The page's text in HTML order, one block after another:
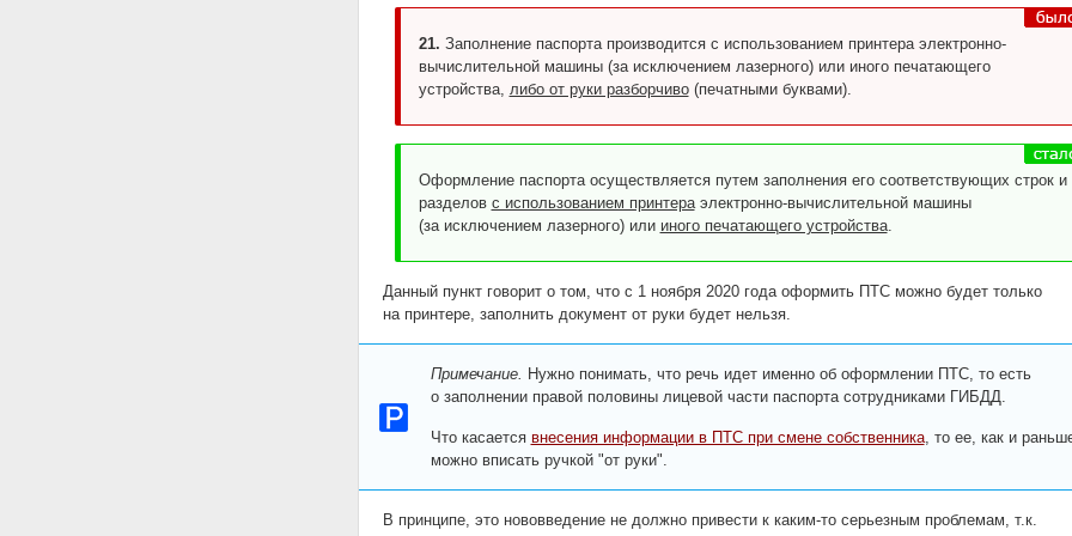
21. Заполнение паспорта производится с использованием принтера электронно-
вычислительной машины (за исключением лазерного) или иного печатающего
устройства, либо от руки разборчиво(печатными буквами).
Оформление паспорта осуществляется путем заполнения его соответствующих строк и
разделов с использованием принтераэлектронно-вычислительной машины
(за исключением лазерного) или иного печатающего устройства.
Данный пункт говорит о том, что с 1 ноября 2020 года оформить ПТС можно будет только
на принтере, заполнить документ от руки будет нельзя.
Примечание. Нужно понимать, что речь идет именно об оформлении ПТС, то есть
о заполнении правой половины лицевой части паспорта сотрудниками ГИБДД.
Что касается внесения информации в ПТС при смене собственника, то ее, как и
можно вписать ручкой "от руки".
В принципе, это нововведение не должно привести к каким-то серьезным проблемам, т.к.